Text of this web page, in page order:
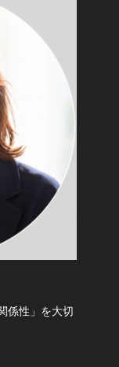
係性」を大切